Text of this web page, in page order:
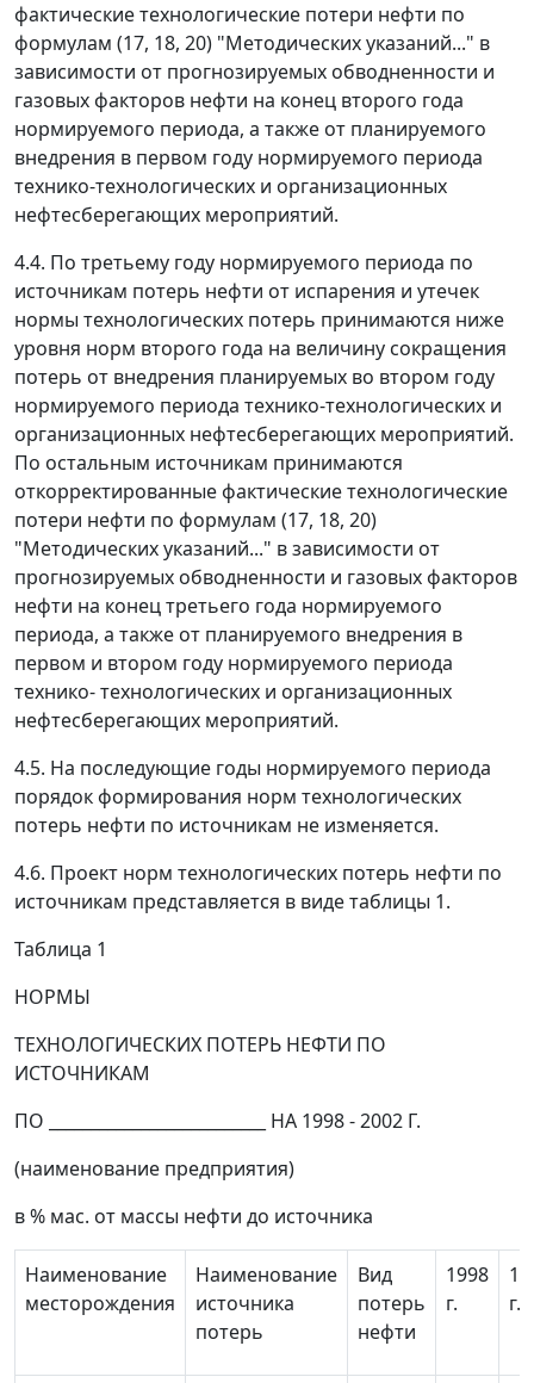
фактические технологические потери нефти по
формулам (17, 18, 20) "Методических указаний..." в
зависимости от прогнозируемых обводненности и
газовых факторов нефти на конец второго года
нормируемого периода, а также от планируемого
внедрения в первом году нормируемого периода
технико-технологических и организационных
нефтесберегающих мероприятий.
4.4. По третьему году нормируемого периода по
источникам потерь нефти от испарения и утечек
нормы технологических потерь принимаются ниже
уровня норм второго года на величину сокращения
потерь от внедрения планируемых во втором году
нормируемого периода технико-технологических и
организационных нефтесберегающих мероприятий.
По остальным источникам принимаются
откорректированные фактические технологические
потери нефти по формулам (17, 18, 20)
"Методических указаний..." в зависимости от
прогнозируемых обводненности и газовых факторов
нефти на конец третьего года нормируемого
периода, а также от планируемого внедрения в
первом и втором году нормируемого периода
технико- технологических и организационных
нефтесберегающих мероприятий.
4.5. На последующие годы нормируемого периода
порядок формирования норм технологических
потерь нефти по источникам не изменяется.
4.6. Проект норм технологических потерь нефти по
источникам представляется в виде таблицы 1.
Таблица 1
НОРМЫ
ТЕХНОЛОГИЧЕСКИХ ПОТЕРЬ НЕФТИ ПО
ИСТОЧНИКАМ
ПО __________________________ НА 1998 - 2002 Г.
(наименование предприятия)
в % мас. от массы нефти до источника
Наименование
месторождения
Наименование
источника
потерь
Вид
потерь
нефти
1998
г.
г.